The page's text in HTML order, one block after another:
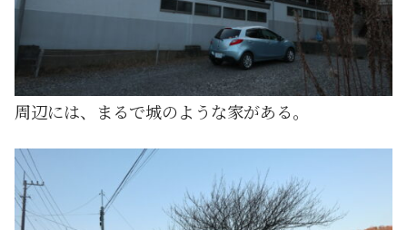
周辺には、まるで城のような家がある。